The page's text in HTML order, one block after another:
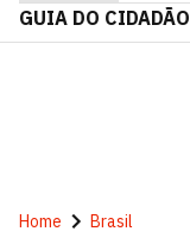
GUIA DO CIDADÃO
Home Brasil